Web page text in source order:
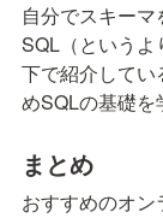
自分でスキー
SQL（という
下で紹介してい
めSQLの基礎を
まとめ
おすすめのオン